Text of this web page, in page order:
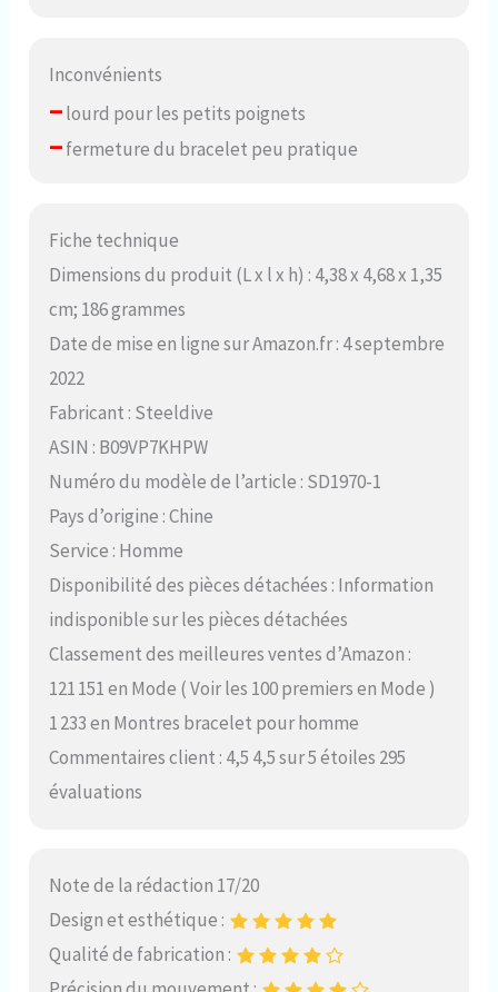
Inconvénients
–lourd pour les petits poignets
–fermeture du bracelet peu pratique
Fiche technique
Dimensions du produit (L x l x h) : 4,38 x 4,68 x 1,35
cm; 186 grammes
Date de mise en ligne sur Amazon.fr : 4 septembre
2022
Fabricant : Steeldive
ASIN : B09VP7KHPW
Numéro du modèle de l’article : SD1970-1
Pays d’origine : Chine
Service : Homme
Disponibilité des pièces détachées : Information
indisponible sur les pièces détachées
Classement des meilleures ventes d’Amazon :
121 151 en Mode ( Voir les 100 premiers en Mode )
1 233 en Montres bracelet pour homme
Commentaires client : 4,5 4,5 sur 5 étoiles 295
évaluations
Note de la rédaction 17/20
Design et esthétique :
Qualité de fabrication :